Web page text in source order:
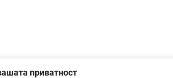
приватност